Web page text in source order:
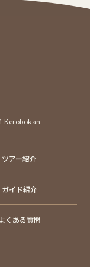
Kerobokan
ツアー紹介
ガイド紹介
よくある質問